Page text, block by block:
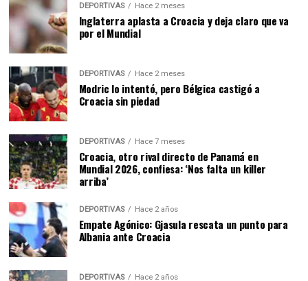
DEPORTIVAS Hace 2 meses
Inglaterra aplasta a Croacia y deja claro que va
por el Mundial
DEPORTIVAS Hace 2 meses
Modric lo intentó, pero Bélgica castigó a
Croacia sin piedad
DEPORTIVAS Hace 7 meses
Croacia, otro rival directo de Panamá en
Mundial 2026, confiesa: ‘Nos falta un killer
arriba’
DEPORTIVAS Hace 2 años
Empate Agónico: Gjasula rescata un punto para
Albania ante Croacia
DEPORTIVAS Hace 2 años